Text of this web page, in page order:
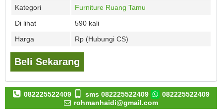
Kategori
Furniture Ruang Tamu
Di lihat
590 kali
Harga
Rp (Hubungi CS)
Beli Sekarang
082225522409 sms 082225522409
082225522409
rohmanhaidi@gmail.com